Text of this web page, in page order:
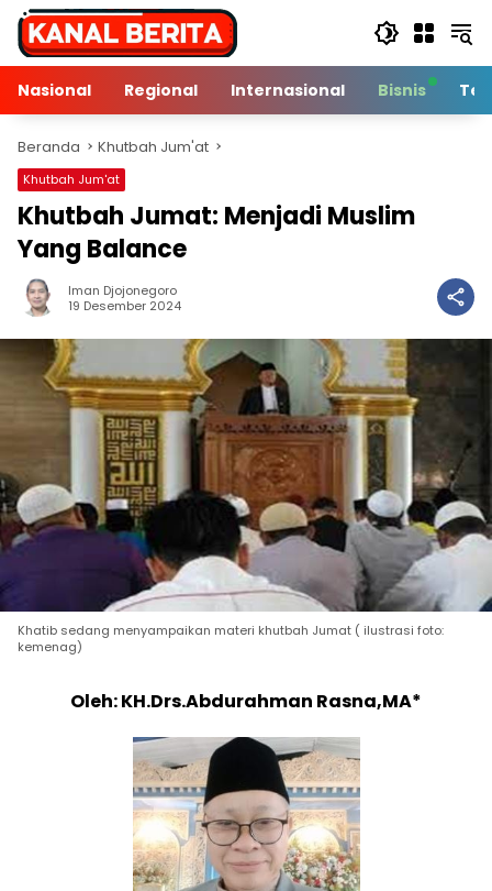
Langsung
konten
Nasional
Regional Internasional Bisnis
Beranda Khutbah Jum'at
Khutbah Jum'at
Khutbah Jumat: Menjadi Muslim
Yang Balance
Iman Djojonegoro
19 Desember 2024
Khatib sedang menyampaikan materi khutbah Jumat ( ilustrasi foto:
kemenag)
Oleh: KH.Drs.Abdurahman Rasna,MA*